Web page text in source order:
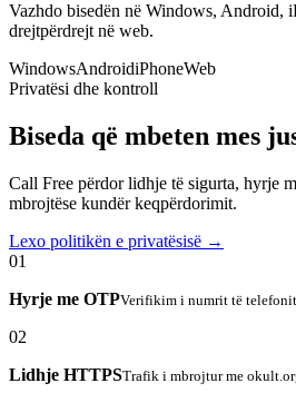
Vazhdo bisedën në Windows, Android,
drejtpërdrejt në web.
WindowsAndroidiPhoneWeb
Privatësi dhe kontroll
Biseda që mbeten mes
Call Free përdor lidhje të sigurta, hyrje
mbrojtëse kundër keqpërdorimit.
Lexo politikën e privatësisë →
01
Hyrje me OTPVerifikim i numrit të telefonit
02
Lidhje HTTPSTrafik i mbrojtur me